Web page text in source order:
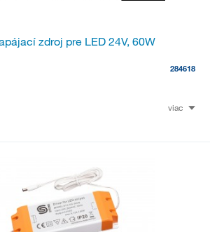
zdroj pre LED 24V, 60W
284618
viac